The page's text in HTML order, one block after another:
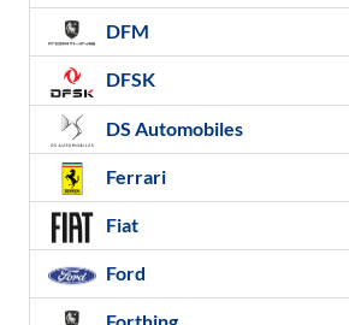
DFM
DFSK
DS Automobiles
Ferrari
Fiat
Ford